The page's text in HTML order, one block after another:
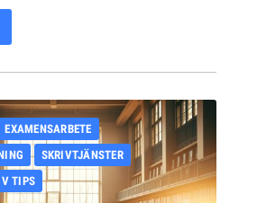
EXAMENSARBETE
SKRIVTJÄNSTER
TIPS